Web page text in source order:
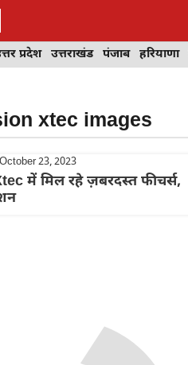
प्रदेश उत्तराखंड पंजाब हरियाणा
xtec images
October 23, 2023
में मिल रहे ज़बरदस्त फीचर्स,